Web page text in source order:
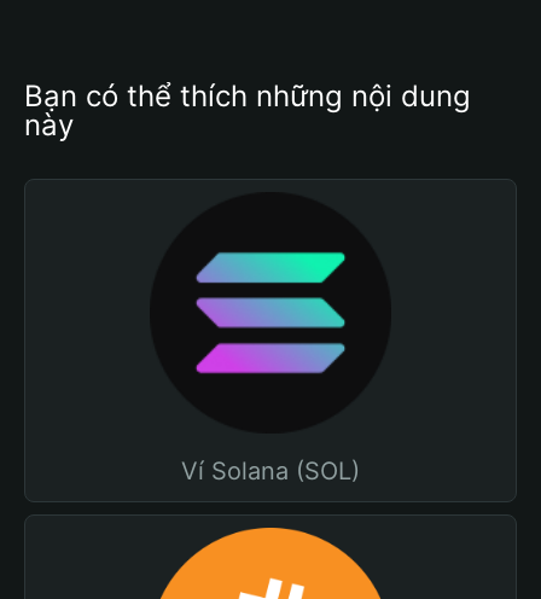
Bạn có thể thích những nội dung
này
Ví Solana (SOL)